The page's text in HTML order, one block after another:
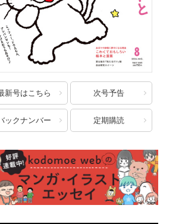
新号はこちら 次号予告
ックナンバー 定期購読